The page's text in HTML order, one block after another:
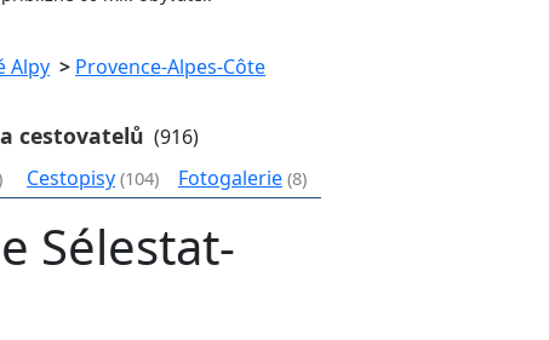
Alpy > Provence-Alpes-Côte
cestovatelů (916)
Cestopisy (104) Fotogalerie (8)
Sélestat-